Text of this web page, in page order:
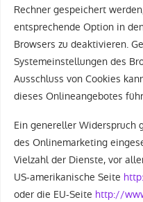
Rechner gespeichert
entsprechende Option in
Browsers zu deaktivieren.
Systemeinstellungen des
Ausschluss von Cookies
dieses Onlineangebotes
Ein genereller Widerspruch
des Onlinemarketing
Vielzahl der Dienste, vor
US-amerikanische Seite
oder die EU-Seite http://